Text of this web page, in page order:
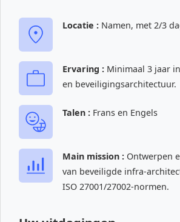
Locatie : Namen, met 2/3
Ervaring : Minimaal 3 jaar
en beveiligingsarchitectuur.
Talen : Frans en Engels
Main mission : Ontwerpen
van beveiligde infra-
ISO 27001/27002-normen.